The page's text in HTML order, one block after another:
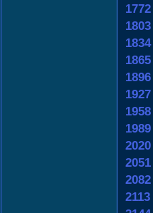
1772
1803
1834
1865
1896
1927
1958
1989
2020
2051
2082
2113